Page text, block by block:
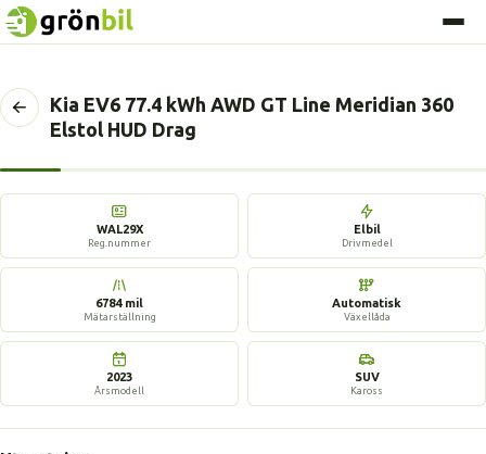
Tillbaka
sida
Kia EV6 77.4 kWh AWD GT Line Meridian 360
Elstol HUD Drag
WAL29X
Reg.nummer
Elbil
Drivmedel
6784 mil
Mätarställning
Automatisk
Växellåda
2023
Årsmodell
SUV
Kaross